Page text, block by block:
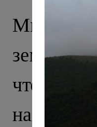
Мы
землей
что